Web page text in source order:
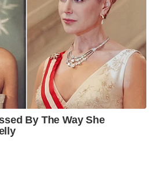
By The Way She